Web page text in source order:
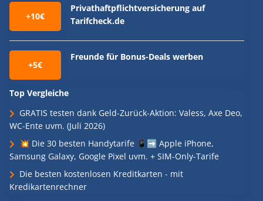
+10€
Privathaftpflichtversicherung auf
Tarifcheck.de
+5€
Freunde für Bonus-Deals werben
Top Vergleiche
GRATIS testen dank Geld-Zurück-Aktion: Valess, Axe Deo,
WC-Ente uvm. (Juli 2026)
💥 Die 30 besten Handytarife 📱➡️ Apple iPhone,
Samsung Galaxy, Google Pixel uvm. + SIM-Only-Tarife
Die besten kostenlosen Kreditkarten - mit
Kredikartenrechner